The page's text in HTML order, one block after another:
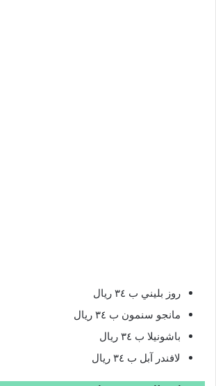
روز بليني ب ٣٤ ريال
مانجو سنمون ب ٣٤ ريال
باشونيلا ب ٣٤ ريال
لافندر آبل ب ٣٤ ريال